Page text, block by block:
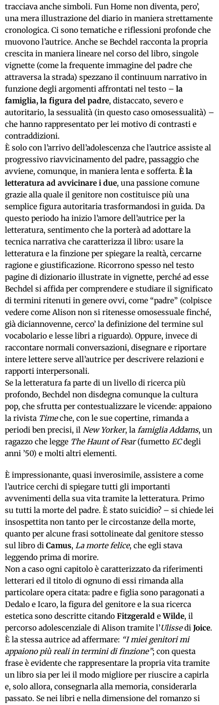
tracciava anche simboli. Fun Home non diventa, pero’,
una mera illustrazione del diario in maniera strettamente
cronologica. Ci sono tematiche e riflessioni profonde che
muovono l’autrice. Anche se Bechdel racconta la propria
crescita in maniera lineare nel corso del libro, singole
vignette (come la frequente immagine del padre che
attraversa la strada) spezzano il continuum narrativo in
funzione degli argomenti affrontati nel testo – la
famiglia, la figura del padre, distaccato, severo e
autoritario, la sessualità (in questo caso omosessualità) –
che hanno rappresentato per lei motivo di contrasti e
contraddizioni.
È solo con l’arrivo dell’adolescenza che l’autrice assiste al
progressivo riavvicinamento del padre, passaggio che
avviene, comunque, in maniera lenta e sofferta. È la
letteratura ad avvicinare i due, una passione comune
grazie alla quale il genitore non costituisce più una
semplice figura autoritaria trasformandosi in guida. Da
questo periodo ha inizio l’amore dell’autrice per la
letteratura, sentimento che la porterà ad adottare la
tecnica narrativa che caratterizza il libro: usare la
letteratura e la finzione per spiegare la realtà, cercarne
ragione e giustificazione. Ricorrono spesso nel testo
pagine di dizionario illustrate in vignette, perché ad esse
Bechdel si affida per comprendere e studiare il significato
di termini ritenuti in genere ovvi, come “padre” (colpisce
vedere come Alison non si ritenesse omosessuale finché,
già diciannovenne, cerco’ la definizione del termine sul
vocabolario e lesse libri a riguardo). Oppure, invece di
raccontare normali conversazioni, disegnare e riportare
intere lettere serve all’autrice per descrivere relazioni e
rapporti interpersonali.
Se la letteratura fa parte di un livello di ricerca più
profondo, Bechdel non disdegna comunque la cultura
pop, che sfrutta per contestualizzare le vicende: appaiono
la rivista Timeche, con le sue copertine, rimanda a
periodi ben precisi, il New Yorker, la famiglia Addams, un
ragazzo che legge The Haunt of Fear(fumetto ECdegli
anni ’50) e molti altri elementi.
È impressionante, quasi inverosimile, assistere a come
l’autrice cerchi di spiegare tutti gli importanti
avvenimenti della sua vita tramite la letteratura. Primo
su tutti la morte del padre. È stato suicidio? – si chiede lei
insospettita non tanto per le circostanze della morte,
quanto per alcune frasi sottolineate dal genitore stesso
sul libro di Camus, La morte felice, che egli stava
leggendo prima di morire.
Non a caso ogni capitolo è caratterizzato da riferimenti
letterari ed il titolo di ognuno di essi rimanda alla
particolare opera citata: padre e figlia sono paragonati a
Dedalo e Icaro, la figura del genitore e la sua ricerca
estetica sono descritte citando Fitzgerald eWilde, il
percorso adolescenziale di Alison tramite l’Ulissedi Joice.
È la stessa autrice ad affermare: “I miei genitori mi
appaiono più reali in termini di finzione”; con questa
frase è evidente che rappresentare la propria vita tramite
un libro sia per lei il modo migliore per riuscire a capirla
e, solo allora, consegnarla alla memoria, considerarla
passato. Se nei libri e nella dimensione del romanzo si